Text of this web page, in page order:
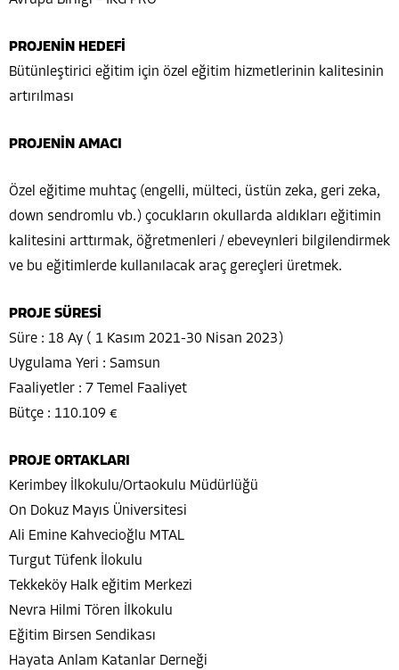
PROJENİN HEDEFİ
Bütünleştirici eğitim için özel eğitim hizmetlerinin kalitesinin
artırılması
PROJENİN AMACI
Özel eğitime muhtaç (engelli, mülteci, üstün zeka, geri zeka,
down sendromlu vb.) çocukların okullarda aldıkları eğitimin
kalitesini arttırmak, öğretmenleri / ebeveynleri bilgilendirmek
ve bu eğitimlerde kullanılacak araç gereçleri üretmek.
PROJE SÜRESİ
Süre : 18 Ay ( 1 Kasım 2021-30 Nisan 2023)
Uygulama Yeri : Samsun
Faaliyetler : 7 Temel Faaliyet
Bütçe : 110.109 €
PROJE ORTAKLARI
Kerimbey İlkokulu/Ortaokulu Müdürlüğü
On Dokuz Mayıs Üniversitesi
Ali Emine Kahvecioğlu MTAL
Turgut Tüfenk İlokulu
Tekkeköy Halk eğitim Merkezi
Nevra Hilmi Tören İlkokulu
Eğitim Birsen Sendikası
Hayata Anlam Katanlar Derneği